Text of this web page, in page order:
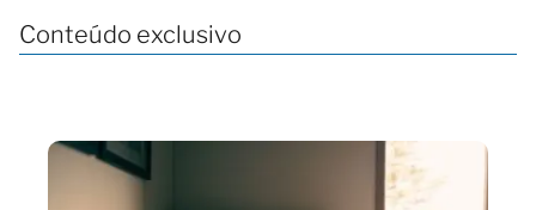
Conteúdo exclusivo